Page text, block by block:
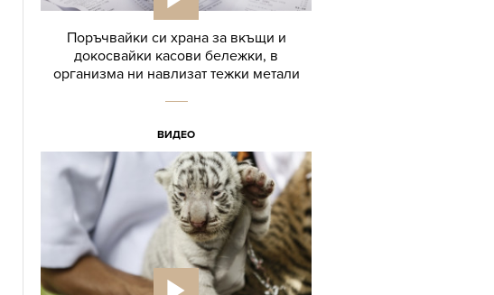
Поръчвайки си храна за вкъщи и
докосвайки касови бележки, в
организма ни навлизат тежки метали
ВИДЕО